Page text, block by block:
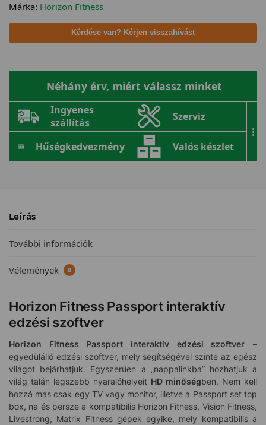
Márka: Horizon Fitness
Kérdése van? Kérjen visszahívást
Néhány érv, miért válassz minket
Ingyenes
szállítás
Szerviz
Hűségkedvezmény Valós készlet
...
Leírás
További információk
Vélemények 0
Horizon Fitness Passport interaktív
edzési szoftver
Horizon Fitness Passport interaktív edzési szoftver –
egyedülálló edzési szoftver, mely segítségével szinte az egész
világot bejárhatjuk. Egyszerűen a „nappalinkba” hozhatjuk a
világ talán legszebb nyaralóhelyeit HD minőségben. Nem kell
hozzá más csak egy TV vagy monitor, illetve a Passport set top
box, na és persze a kompatibilis Horizon Fitness, Vision Fitness,
Livestrong, Matrix Fitness gépek egyike, mely kompatibilis a